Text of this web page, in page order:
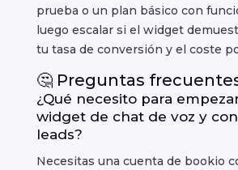
prueba o un plan básico con
luego escalar si el widget
tu tasa de conversión y el coste
🤔 Preguntas
¿Qué necesito para
widget de chat de voz y
leads?
Necesitas una cuenta de bookio